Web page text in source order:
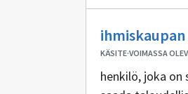
KÄSITE·VOIMASSA
henkilö, joka